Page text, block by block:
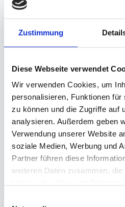
Zustimmung
Diese Webseite verwendet
Wir verwenden Cookies, um
personalisieren, Funktionen
zu können und die Zugriffe auf
analysieren. Außerdem geben
Verwendung unserer Website
soziale Medien, Werbung und
Partner führen diese
weiteren Daten zusammen,
Dimensions label:
17.8 cm
Order your
Quantity